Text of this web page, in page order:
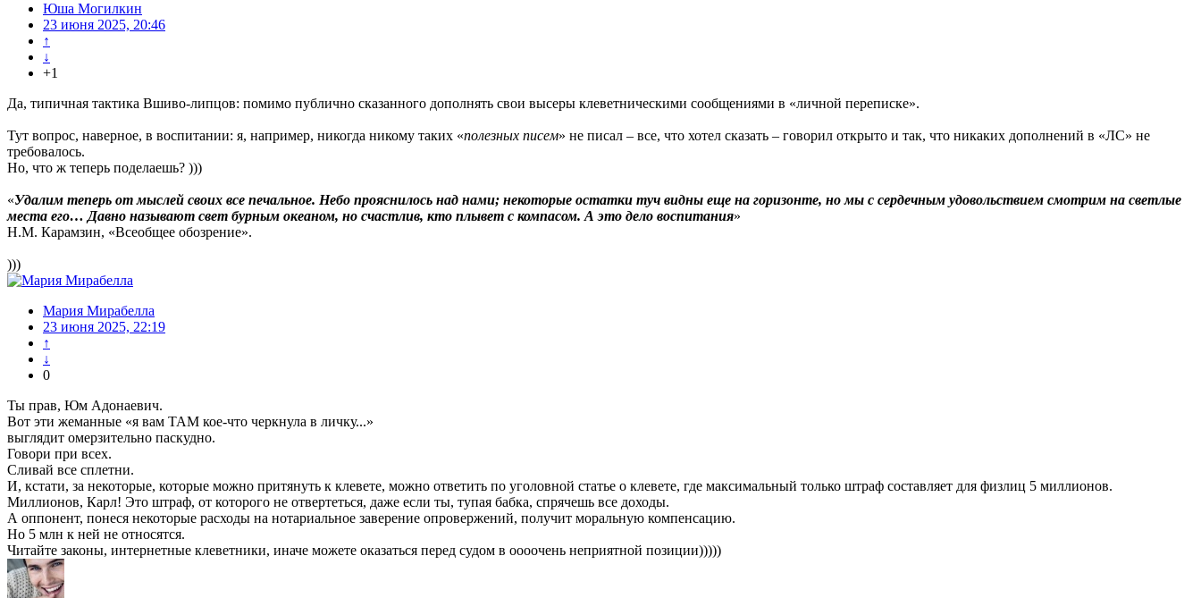
Юша Могилкин
23 июня 2025, 20:46
↑
↓
+1
Да, типичная тактика Вшиво-липцов: помимо публично сказанного дополнять свои высеры клеветническими сообщениями в «личной переписке».
Тут вопрос, наверное, в воспитании: я, например, никогда никому таких «полезных писем» не писал – все, что хотел сказать – говорил открыто и так, что никаких дополнений в «ЛС» не
требовалось.
Но, что ж теперь поделаешь? )))
«Удалим теперь от мыслей своих все печальное. Небо прояснилось над нами; некоторые остатки туч видны еще на горизонте, но мы с сердечным удовольствием смотрим на светлые
места его… Давно называют свет бурным океаном, но счастлив, кто плывет с компасом. А это дело воспитания»
Н.М. Карамзин, «Всеобщее обозрение».
)))
Мария Мирабелла
23 июня 2025, 22:19
↑
↓
0
Ты прав, Юм Адонаевич.
Вот эти жеманные «я вам ТАМ кое-что черкнула в личку...»
выглядит омерзительно паскудно.
Говори при всех.
Сливай все сплетни.
И, кстати, за некоторые, которые можно притянуть к клевете, можно ответить по уголовной статье о клевете, где максимальный только штраф составляет для физлиц 5 миллионов.
Миллионов, Карл! Это штраф, от которого не отвертеться, даже если ты, тупая бабка, спрячешь все доходы.
А оппонент, понеся некоторые расходы на нотариальное заверение опровержений, получит моральную компенсацию.
Но 5 млн к ней не относятся.
Читайте законы, интернетные клеветники, иначе можете оказаться перед судом в оооочень неприятной позиции)))))